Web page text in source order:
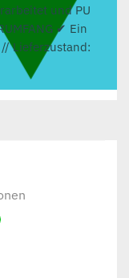
und PU
✔ Ein
Lieferzustand: